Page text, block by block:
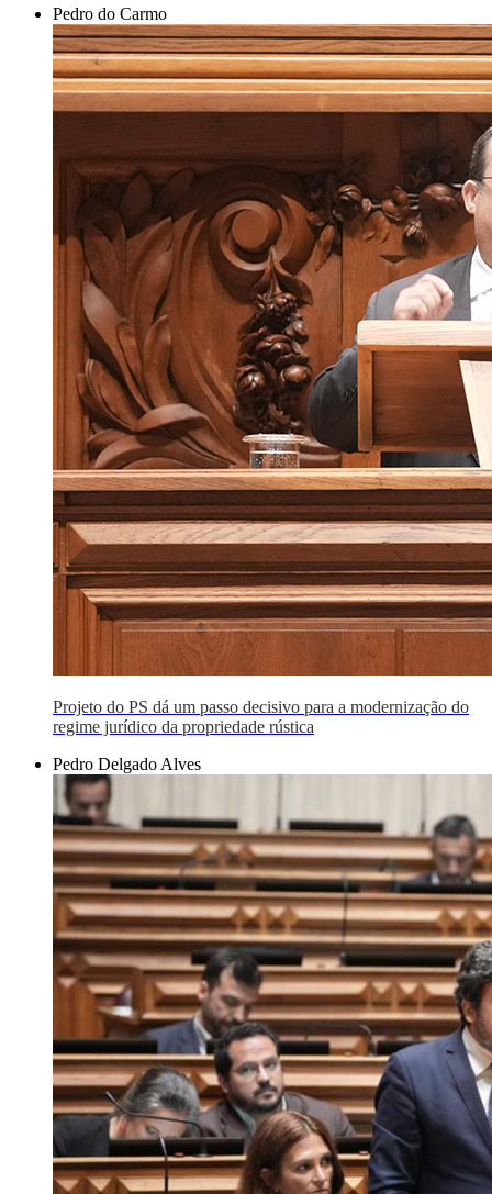
Pedro do Carmo
Projeto do PS dá um passo decisivo para a modernização do
regime jurídico da propriedade rústica
Pedro Delgado Alves